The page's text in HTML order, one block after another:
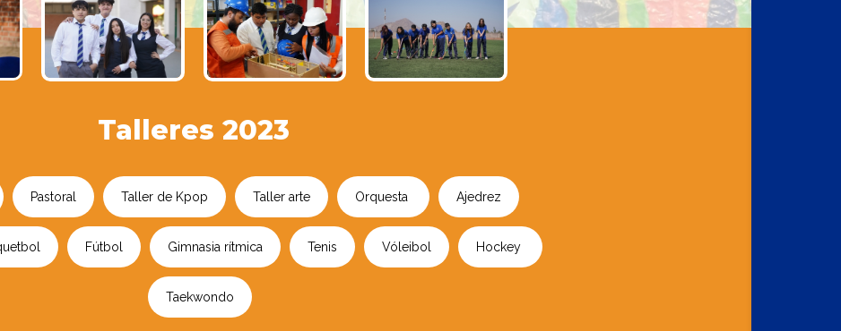
Talleres 2023
Pastoral Taller de Kpop Taller arte Orquesta Ajedrez
Fútbol Gimnasia rítmica Tenis Vóleibol Hockey
Taekwondo